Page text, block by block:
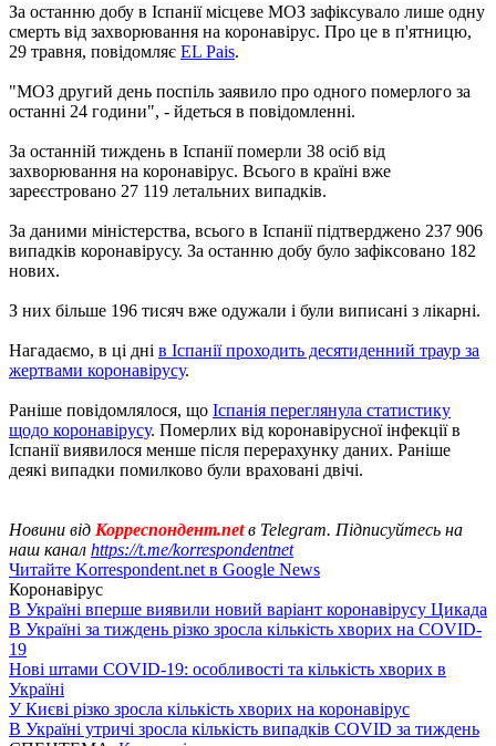
За останню добу в Іспанії місцеве МОЗ зафіксувало лише одну
смерть від захворювання на коронавірус. Про це в п'ятницю,
29 травня, повідомляє EL Pais.
"МОЗ другий день поспіль заявило про одного померлого за
останні 24 години", - йдеться в повідомленні.
За останній тиждень в Іспанії померли 38 осіб від
захворювання на коронавірус. Всього в країні вже
зареєстровано 27 119 летальних випадків.
За даними міністерства, всього в Іспанії підтверджено 237 906
випадків коронавірусу. За останню добу було зафіксовано 182
нових.
З них більше 196 тисяч вже одужали і були виписані з лікарні.
Нагадаємо, в ці дні в Іспанії проходить десятиденний траур за
жертвами коронавірусу.
Раніше повідомлялося, що Іспанія переглянула статистику
щодо коронавірусу. Померлих від коронавірусної інфекції в
Іспанії виявилося менше після перерахунку даних. Раніше
деякі випадки помилково були враховані двічі.
Новини від Корреспондент.netв Telegram. Підписуйтесь на
наш канал https://t.me/korrespondentnet
Читайте Korrespondent.net в Google News
Коронавірус
В Україні вперше виявили новий варіант коронавірусу Цикада
В Україні за тиждень різко зросла кількість хворих на COVID-
19
Нові штами COVID-19: особливості та кількість хворих в
Україні
У Києві різко зросла кількість хворих на коронавірус
В Україні утричі зросла кількість випадків COVID за тиждень